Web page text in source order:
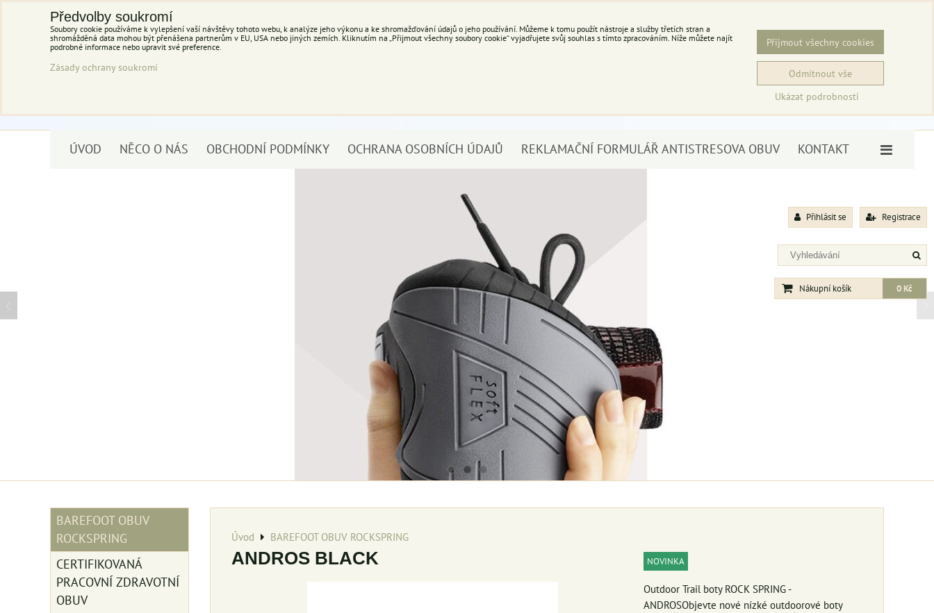
Přihlásit se Registrace
Nákupní košík 0 Kč
ÚVOD NĚCO O NÁS OBCHODNÍ PODMÍNKY OCHRANA OSOBNÍCH ÚDAJŮ REKLAMAČNÍ FORMULÁŘ ANTISTRESOVA OBUV KONTAKT
Úvod BAREFOOT OBUV ROCKSPRING
ANDROS BLACK NOVINKA
Outdoor Trail boty ROCK SPRING -
ANDROSObjevte nové nízké outdoorové boty
BAREFOOT OBUV
ROCKSPRING
CERTIFIKOVANÁ
PRACOVNÍ ZDRAVOTNÍ
OBUV
Předvolby soukromí
Soubory cookie používáme k vylepšení vaší návštěvy tohoto webu, k analýze jeho výkonu a ke shromažďování údajů o jeho používání. Můžeme k tomu použít nástroje a služby třetích stran a
shromážděná data mohou být přenášena partnerům v EU, USA nebo jiných zemích. Kliknutím na „Přijmout všechny soubory cookie“ vyjadřujete svůj souhlas s tímto zpracováním. Níže můžete najít
podrobné informace nebo upravit své preference.
Zásady ochrany soukromí
Ukázat podrobnosti
Přijmout všechny cookies
Odmítnout vše